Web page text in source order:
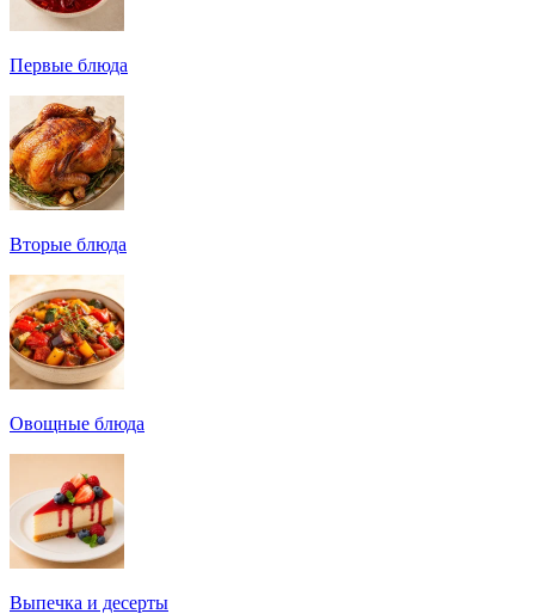
Первые блюда
Вторые блюда
Овощные блюда
Выпечка и десерты